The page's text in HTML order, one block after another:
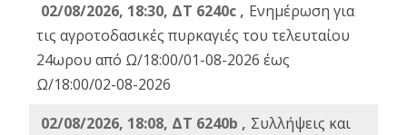
02/08/2026, 18:30, ΔΤ 6240c , Ενημέρωση για
τις αγροτοδασικές πυρκαγιές του τελευταίου
24ωρου από Ω/18:00/01-08-2026 έως
Ω/18:00/02-08-2026
02/08/2026, 18:08, ΔΤ 6240b , Συλλήψεις και